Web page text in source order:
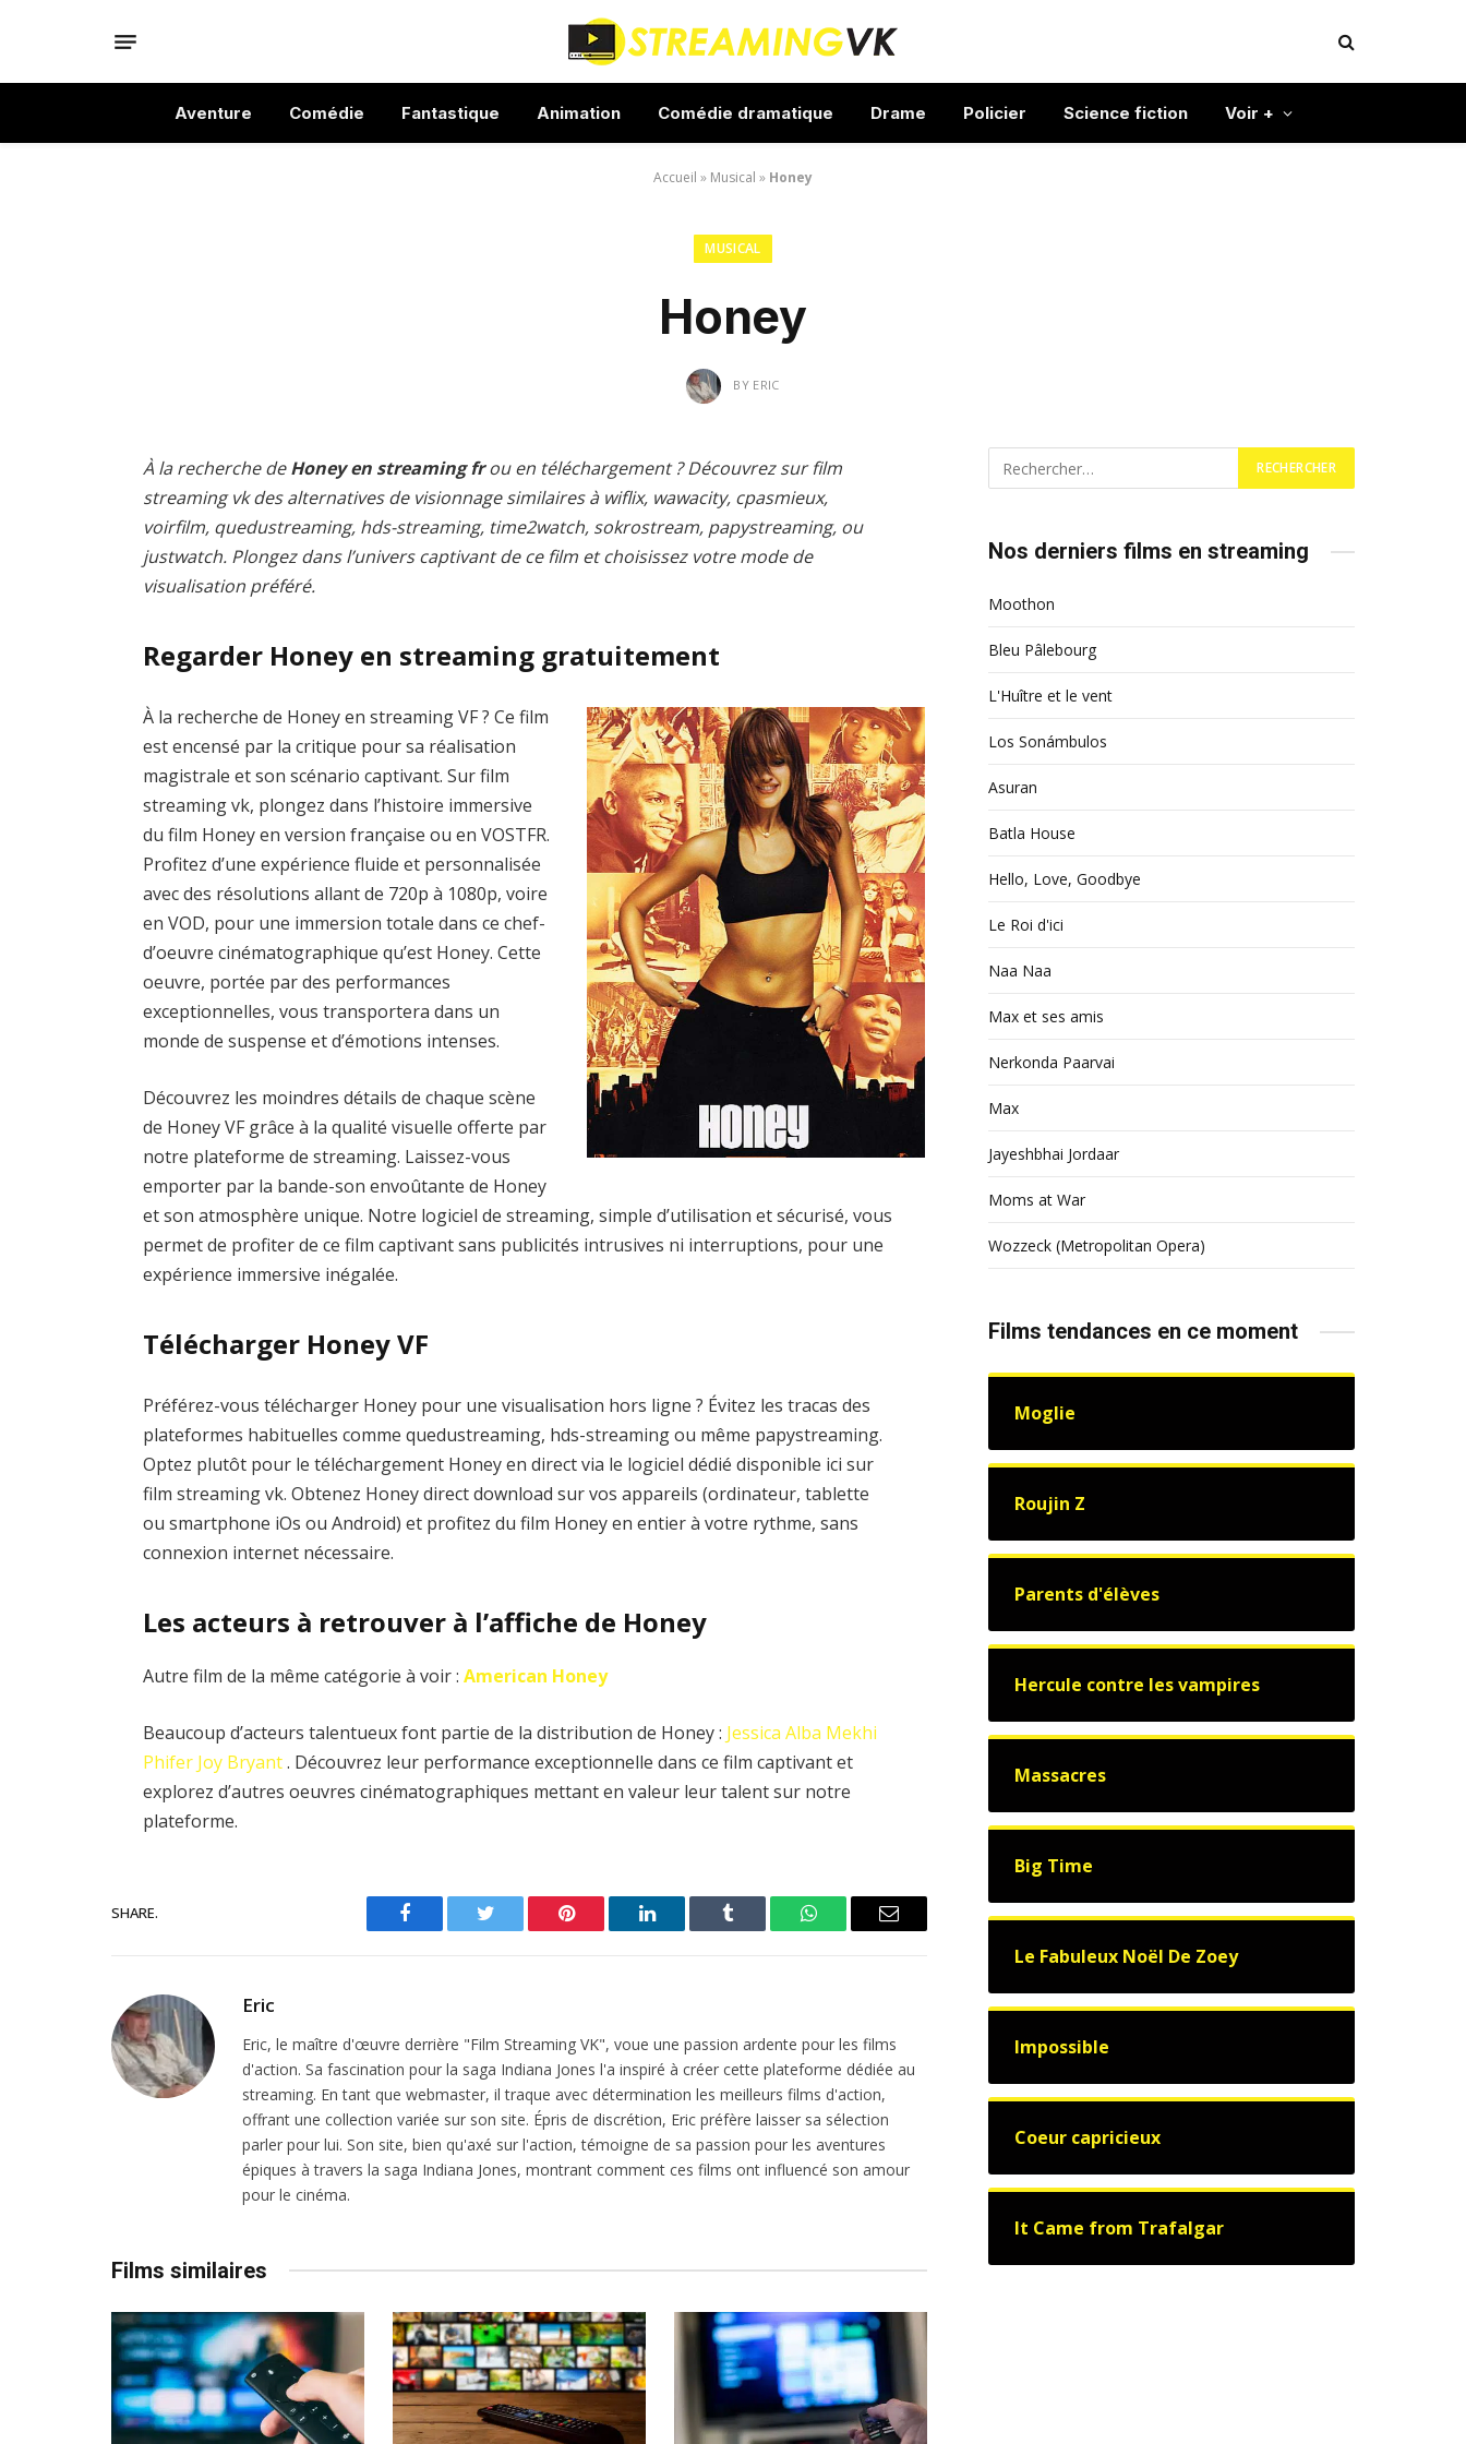
Aventure Comédie Fantastique Animation Comédie dramatique Drame Policier Science fiction Voir +
Accueil » Musical » Honey
MUSICAL
Honey
BY ERIC
À la recherche deHoney en streaming frou en téléchargement ? Découvrez sur film
streaming vk des alternatives de visionnage similaires à wiflix, wawacity, cpasmieux,
voirfilm, quedustreaming, hds-streaming, time2watch, sokrostream, papystreaming, ou
justwatch. Plongez dans l’univers captivant de ce film et choisissez votre mode de
visualisation préféré.
Regarder Honey en streaming gratuitement
À la recherche de Honey en streaming VF ? Ce film
est encensé par la critique pour sa réalisation
magistrale et son scénario captivant. Sur film
streaming vk, plongez dans l’histoire immersive
du film Honey en version française ou en VOSTFR.
Profitez d’une expérience fluide et personnalisée
avec des résolutions allant de 720p à 1080p, voire
en VOD, pour une immersion totale dans ce chef-
d’oeuvre cinématographique qu’est Honey. Cette
oeuvre, portée par des performances
exceptionnelles, vous transportera dans un
monde de suspense et d’émotions intenses.
Découvrez les moindres détails de chaque scène
de Honey VF grâce à la qualité visuelle offerte par
notre plateforme de streaming. Laissez-vous
emporter par la bande-son envoûtante de Honey
et son atmosphère unique. Notre logiciel de streaming, simple d’utilisation et sécurisé, vous
permet de profiter de ce film captivant sans publicités intrusives ni interruptions, pour une
expérience immersive inégalée.
Télécharger Honey VF
Préférez-vous télécharger Honey pour une visualisation hors ligne ? Évitez les tracas des
plateformes habituelles comme quedustreaming, hds-streaming ou même papystreaming.
Optez plutôt pour le téléchargement Honey en direct via le logiciel dédié disponible ici sur
film streaming vk. Obtenez Honey direct download sur vos appareils (ordinateur, tablette
ou smartphone iOs ou Android) et profitez du film Honey en entier à votre rythme, sans
connexion internet nécessaire.
Les acteurs à retrouver à l’affiche de Honey
Autre film de la même catégorie à voir :American Honey
Beaucoup d’acteurs talentueux font partie de la distribution de Honey : Jessica Alba Mekhi
Phifer Joy Bryant. Découvrez leur performance exceptionnelle dans ce film captivant et
explorez d’autres oeuvres cinématographiques mettant en valeur leur talent sur notre
plateforme.
SHARE.
Facebook Twitter Pinterest LinkedIn Tumblr WhatsAppEmail
Eric
Eric, le maître d'œuvre derrière "Film Streaming VK", voue une passion ardente pour les films
d'action. Sa fascination pour la saga Indiana Jones l'a inspiré à créer cette plateforme dédiée au
streaming. En tant que webmaster, il traque avec détermination les meilleurs films d'action,
offrant une collection variée sur son site. Épris de discrétion, Eric préfère laisser sa sélection
parler pour lui. Son site, bien qu'axé sur l'action, témoigne de sa passion pour les aventures
épiques à travers la saga Indiana Jones, montrant comment ces films ont influencé son amour
pour le cinéma.
Films similaires
Nos derniers films en streaming
Moothon
Bleu Pâlebourg
L'Huître et le vent
Los Sonámbulos
Asuran
Batla House
Hello, Love, Goodbye
Le Roi d'ici
Naa Naa
Max et ses amis
Nerkonda Paarvai
Max
Jayeshbhai Jordaar
Moms at War
Wozzeck (Metropolitan Opera)
Films tendances en ce moment
Moglie
Roujin Z
Parents d'élèves
Hercule contre les vampires
Massacres
Big Time
Le Fabuleux Noël De Zoey
Impossible
Coeur capricieux
It Came from Trafalgar